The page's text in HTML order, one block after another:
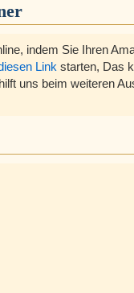
indem Sie Ihren
Link starten, Das
uns beim weiteren